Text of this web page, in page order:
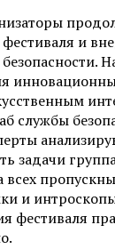
и
службы
задачи
всех
и
фестиваля